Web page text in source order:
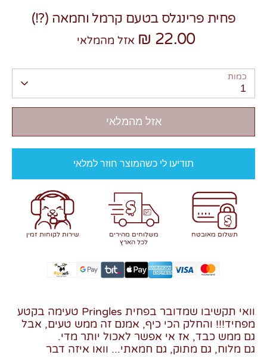
פחית פרינגלס בטעם קרמל וחמאה (?!)
22.00 ₪ אזל מהמלאי
כמות
1
אזל מהמלאי
תודיעו לי כשהמוצר חוזר למלאי
תשלום מאובטח
משלוחים מהירים
לכל הארץ
שירות לקוחות זמין
וואי תקשיבו שמדובר בפחית Pringles טעימה בקטע
מפחיד!!! והחלק הכי כיף, אמנם זה ממש טעים, אבל
גם ממש כבד, אז אי אפשר לאכול יותר מדי.
גם מלוח, גם מתוק, גם חמאתי... וואו איזה דבר